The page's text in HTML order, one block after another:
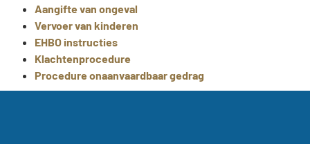
Aangifte van ongeval
Vervoer van kinderen
EHBO instructies
Klachtenprocedure
Procedure onaanvaardbaar gedrag